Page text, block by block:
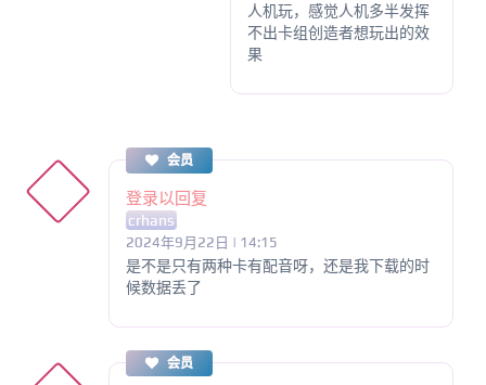
人机玩，感觉人机多半发挥
不出卡组创造者想玩出的效
果
会员
登录以回复
crhans
2024年9月22日 | 14:15
是不是只有两种卡有配音呀，还是我下载的时
候数据丢了
会员